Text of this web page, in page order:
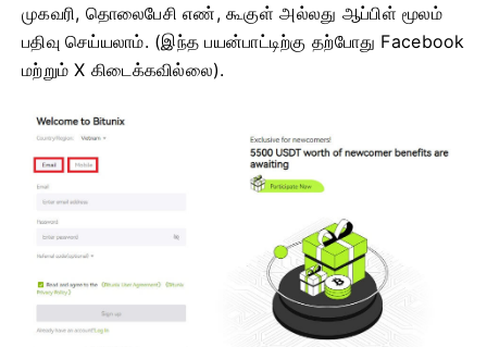
முகவரி, தொலைபேசி எண், கூகுள் அல்லது ஆப்பிள் மூலம்
பதிவு செய்யலாம். (இந்த பயன்பாட்டிற்கு தற்போது Facebook
மற்றும் X கிடைக்கவில்லை).